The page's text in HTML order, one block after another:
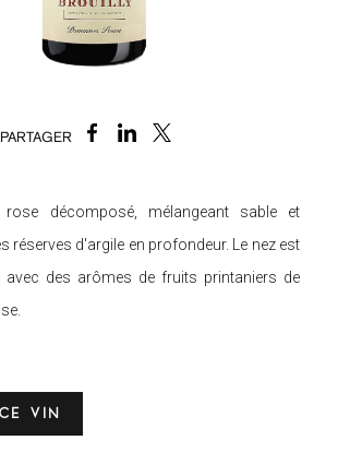
PARTAGER
décomposé, mélangeant sable et
réserves d'argile en profondeur. Le nez est
avec des arômes de fruits printaniers de
VIN